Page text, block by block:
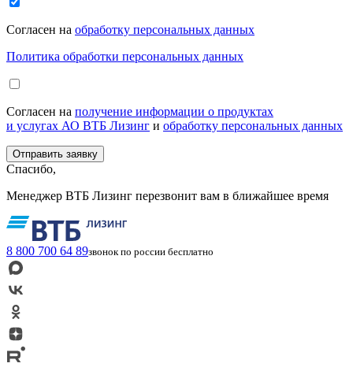
Согласен на обработку персональных данных
Политика обработки персональных данных
Согласен на получение информации о продуктах
и услугах АО ВТБ Лизинг и обработку персональных данных
Спасибо,
Менеджер ВТБ Лизинг перезвонит вам в ближайшее время
8 800 700 64 89звонок по россии бесплатно